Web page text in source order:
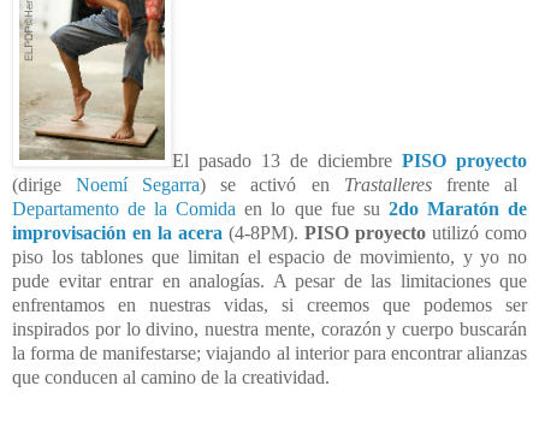
El pasado 13 de diciembre PISO proyecto
(dirigeNoemí Segarra) se activó en Trastalleresfrente al
Departamento de la Comida en lo que fue su 2do Maratón de
improvisación en la acera (4-8PM). PISO proyecto utilizó como
piso los tablones que limitan el espacio de movimiento, y yo no
pude evitar entrar en analogías. A pesar de las limitaciones que
enfrentamos en nuestras vidas, si creemos que podemos ser
inspirados por lo divino, nuestra mente, corazón y cuerpo buscarán
la forma de manifestarse; viajando al interior para encontrar alianzas
que conducen al camino de la creatividad.